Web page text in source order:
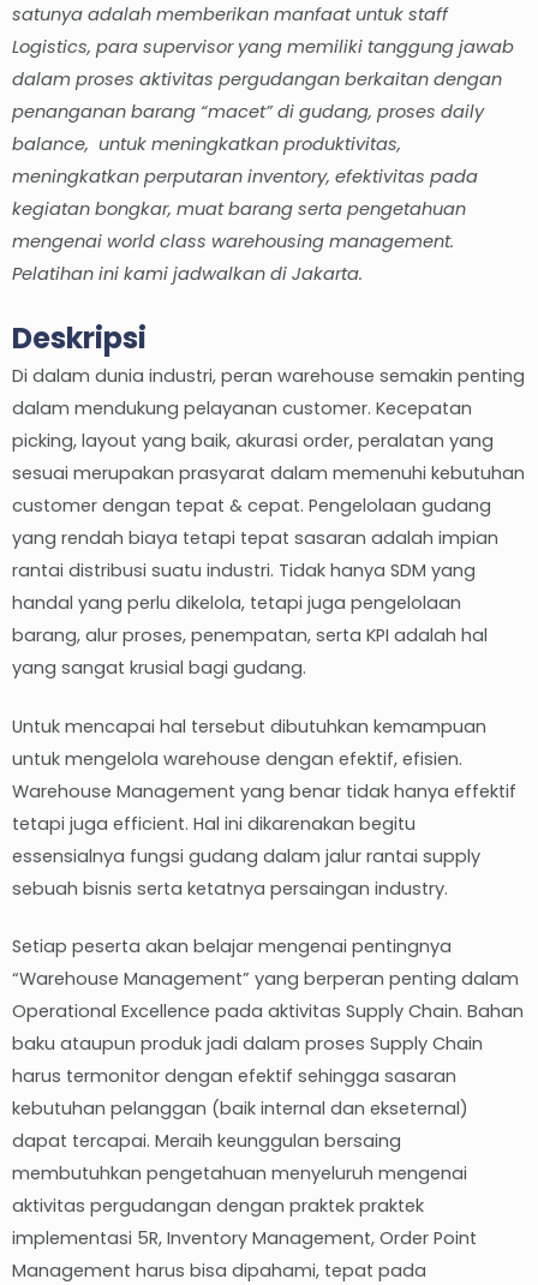
satunya adalah memberikan manfaat untuk staff
Logistics, para supervisor yang memiliki tanggung jawab
dalam proses aktivitas pergudangan berkaitan dengan
penanganan barang “macet” di gudang, proses daily
balance, untuk meningkatkan produktivitas,
meningkatkan perputaran inventory, efektivitas pada
kegiatan bongkar, muat barang serta pengetahuan
mengenai world class warehousing management.
Pelatihan ini kami jadwalkan di Jakarta.
Deskripsi
Di dalam dunia industri, peran warehouse semakin penting
dalam mendukung pelayanan customer. Kecepatan
picking, layout yang baik, akurasi order, peralatan yang
sesuai merupakan prasyarat dalam memenuhi kebutuhan
customer dengan tepat & cepat. Pengelolaan gudang
yang rendah biaya tetapi tepat sasaran adalah impian
rantai distribusi suatu industri. Tidak hanya SDM yang
handal yang perlu dikelola, tetapi juga pengelolaan
barang, alur proses, penempatan, serta KPI adalah hal
yang sangat krusial bagi gudang.
Untuk mencapai hal tersebut dibutuhkan kemampuan
untuk mengelola warehouse dengan efektif, efisien.
Warehouse Management yang benar tidak hanya effektif
tetapi juga efficient. Hal ini dikarenakan begitu
essensialnya fungsi gudang dalam jalur rantai supply
sebuah bisnis serta ketatnya persaingan industry.
Setiap peserta akan belajar mengenai pentingnya
“Warehouse Management” yang berperan penting dalam
Operational Excellence pada aktivitas Supply Chain. Bahan
baku ataupun produk jadi dalam proses Supply Chain
harus termonitor dengan efektif sehingga sasaran
kebutuhan pelanggan (baik internal dan ekseternal)
dapat tercapai. Meraih keunggulan bersaing
membutuhkan pengetahuan menyeluruh mengenai
aktivitas pergudangan dengan praktek praktek
implementasi 5R, Inventory Management, Order Point
Management harus bisa dipahami, tepat pada